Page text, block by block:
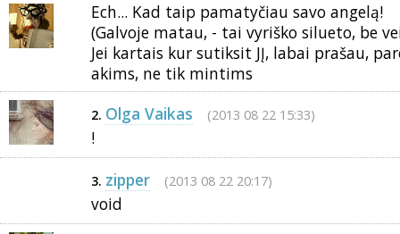
Ech... Kad taip pamatyčiau savo angelą!
(Galvoje matau, - tai vyriško silueto, be
Jei kartais kur sutiksit JĮ, labai prašau,
akims, ne tik mintims
2. Olga Vaikas (2013 08 22 15:33)
!
3. zipper (2013 08 22 20:17)
void